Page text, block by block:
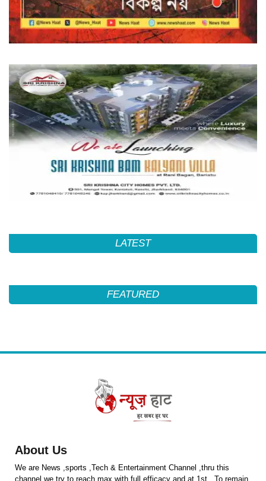
LATEST
FEATURED
About Us
We are News ,sports ,Tech & Entertainment Channel ,thru this
channel we try to reach max with full efficacy and at 1st . To remain